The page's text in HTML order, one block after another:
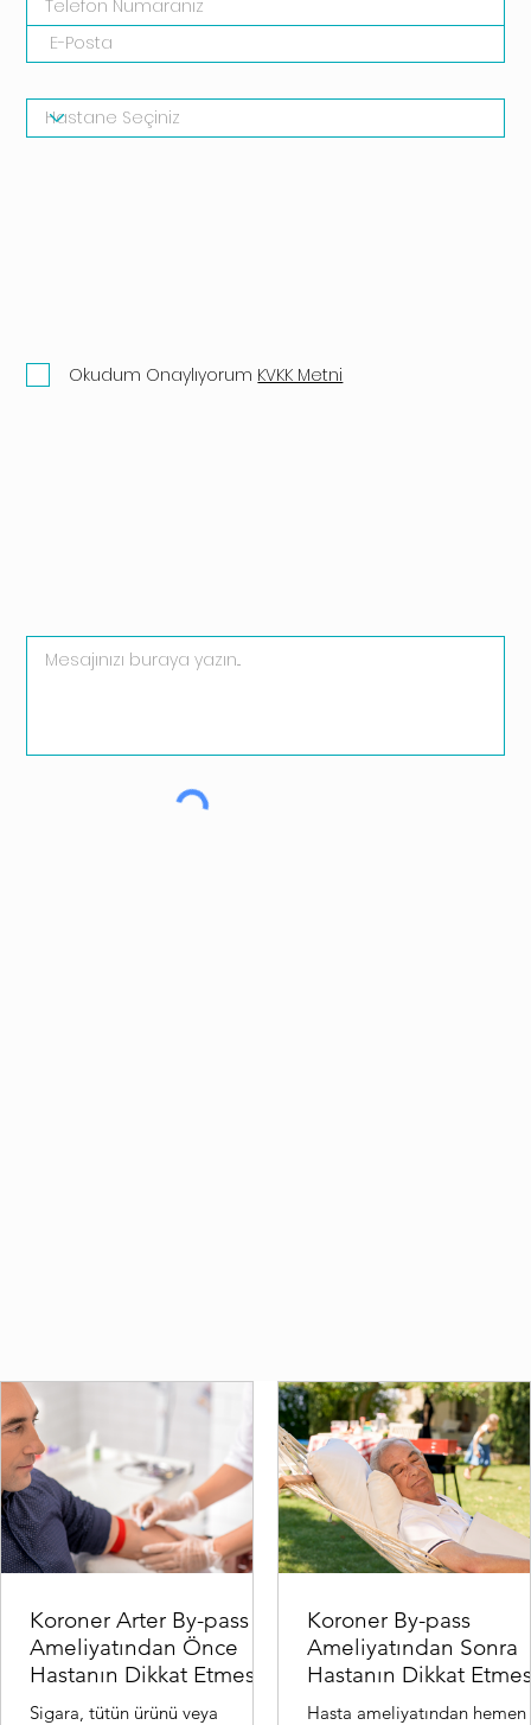
Hemen Başvur
Okudum Onaylıyorum KVKK Metni
Koroner Arter By-pass
Ameliyatından Önce
Hastanın Dikkat Etmesi
Gereken Hususlar:
Sigara, tütün ürünü veya
Koroner By-pass
Ameliyatından Sonra
Hastanın Dikkat
Gereken Hususlar:
Hasta ameliyatından hemen